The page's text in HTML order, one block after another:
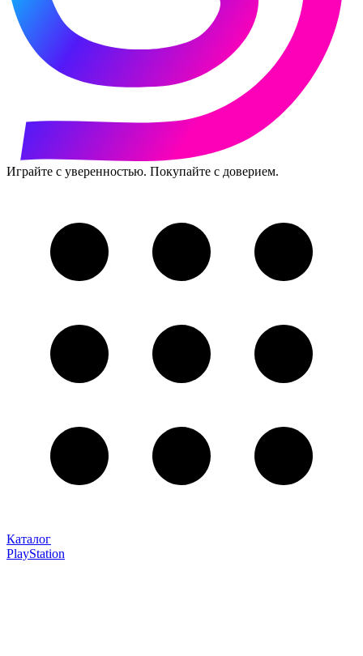
Играйте с уверенностью. Покупайте с доверием.
Каталог
PlayStation